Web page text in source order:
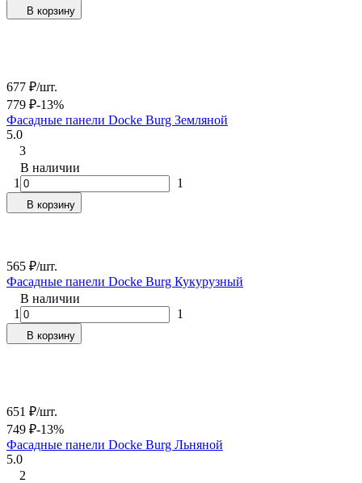
В корзину
677 ₽/шт.
779 ₽-13%
Фасадные панели Docke Burg Земляной
5.0
3
В наличии
1
1
В корзину
565 ₽/шт.
Фасадные панели Docke Burg Кукурузный
В наличии
1
1
В корзину
651 ₽/шт.
749 ₽-13%
Фасадные панели Docke Burg Льняной
5.0
2